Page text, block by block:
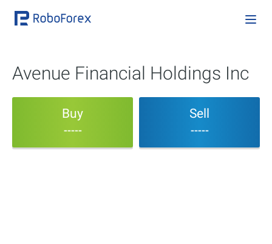
Avenue Financial Holdings Inc
Buy
-----
Sell
-----